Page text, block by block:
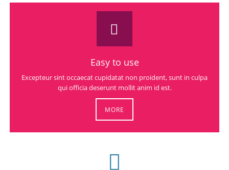
Easy to use
Excepteur sint occaecat cupidatat non proident, sunt in culpa
qui officia deserunt mollit anim id est.
MORE